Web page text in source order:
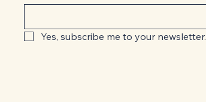
Yes, subscribe me to your newsletter.